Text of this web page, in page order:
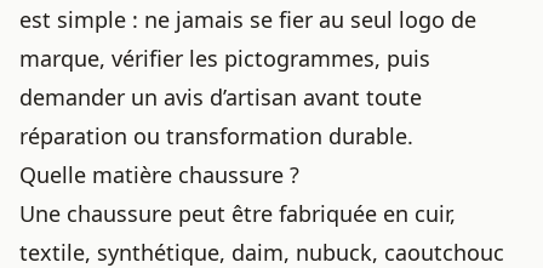
est simple : ne jamais se fier au seul logo de
marque, vérifier les pictogrammes, puis
demander un avis d’artisan avant toute
réparation ou transformation durable.
Quelle matière chaussure ?
Une chaussure peut être fabriquée en cuir,
textile, synthétique, daim, nubuck, caoutchouc